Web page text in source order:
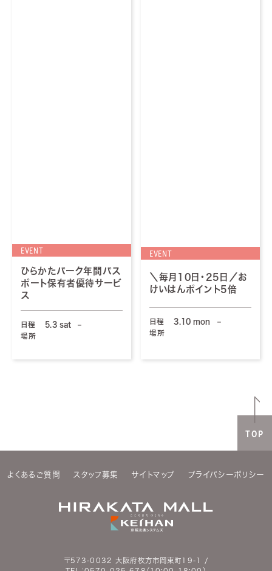
EVENT
ひらかたパーク年間パス
ポート保有者優待サービ
ス
日程 5.3 sat
–
場所
EVENT
＼毎月10日・25日／お
けいはんポイント5倍
日程 3.10 mon
–
場所
TOP
よくあるご質問 スタッフ募集 サイトマップ プライバシーポリシー
〒573-0032 大阪府枚方市岡東町19-1 /